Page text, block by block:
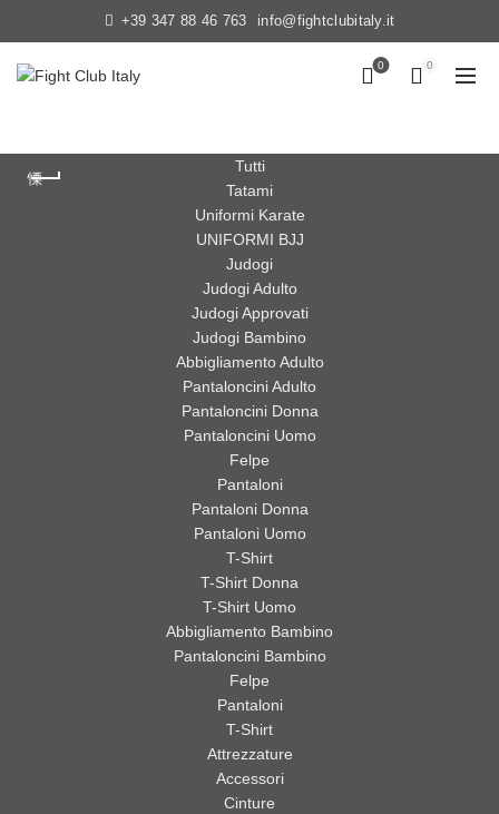
+39 347 88 46 763 info@fightclubitaly.it
0 0
Tutti
Tatami
Uniformi Karate
UNIFORMI BJJ
Judogi
Judogi Adulto
Judogi Approvati
Judogi Bambino
Abbigliamento Adulto
Pantaloncini Adulto
Pantaloncini Donna
Pantaloncini Uomo
Felpe
Pantaloni
Pantaloni Donna
Pantaloni Uomo
T-Shirt
T-Shirt Donna
T-Shirt Uomo
Abbigliamento Bambino
Pantaloncini Bambino
Felpe
Pantaloni
T-Shirt
Attrezzature
Accessori
Cinture